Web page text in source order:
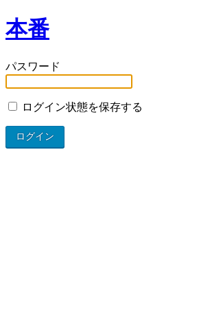
本番
パスワード
ログイン状態を保存する